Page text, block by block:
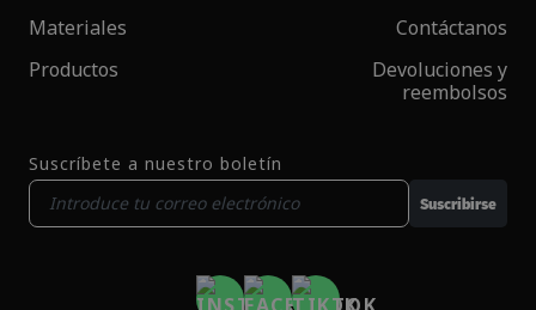
Materiales
Productos
Contáctanos
Devoluciones y
reembolsos
Suscríbete a nuestro boletín
Suscribirse